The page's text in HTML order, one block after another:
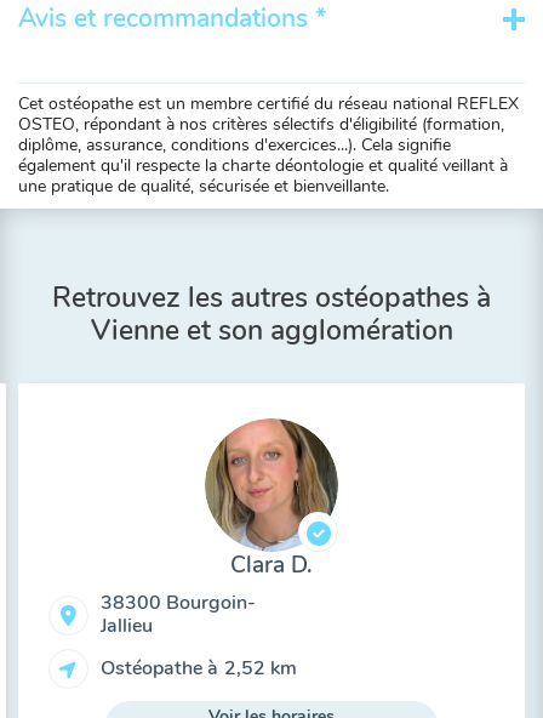
Avis et recommandations *
Cet ostéopathe est un membre certifié du réseau national REFLEX
OSTEO, répondant à nos critères sélectifs d'éligibilité (formation,
diplôme, assurance, conditions d'exercices...). Cela signifie
également qu'il respecte la charte déontologie et qualité veillant à
une pratique de qualité, sécurisée et bienveillante.
Retrouvez les autres ostéopathes à
Vienne et son agglomération
Clara D.
38300 Bourgoin-
Jallieu
Ostéopathe à 2,52 km